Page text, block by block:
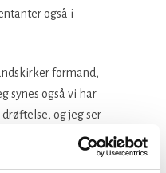
også i
formand,
synes også vi har
og jeg ser